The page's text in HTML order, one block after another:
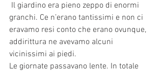
granchi. Ce n’erano tantissimi e non ci
eravamo resi conto che erano ovunque,
addirittura ne avevamo alcuni
vicinissimi ai piedi.
Le giornate passavano lente. In totale